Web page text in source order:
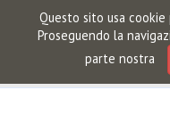
Questo sito usa
Proseguendo la
parte nostra